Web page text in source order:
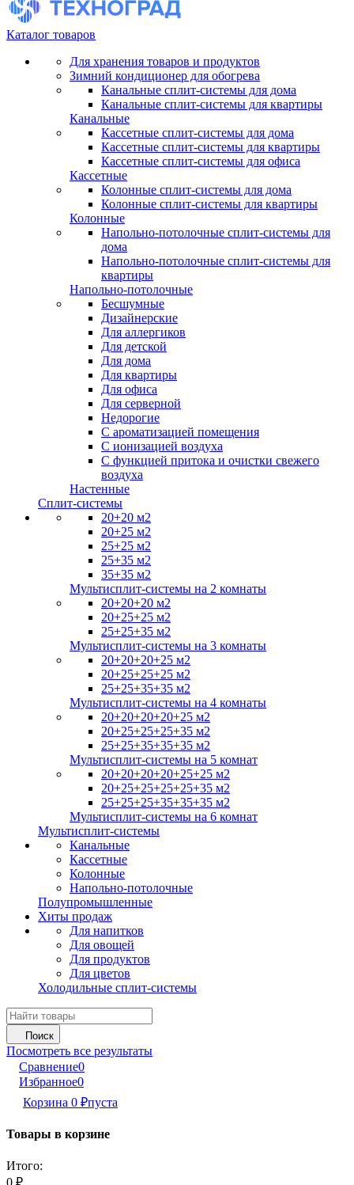
Каталог товаров
Для хранения товаров и продуктов
Зимний кондиционер для обогрева
Канальные сплит-системы для дома
Канальные сплит-системы для квартиры
Канальные
Кассетные сплит-системы для дома
Кассетные сплит-системы для квартиры
Кассетные сплит-системы для офиса
Кассетные
Колонные сплит-системы для дома
Колонные сплит-системы для квартиры
Колонные
Напольно-потолочные сплит-системы для
дома
Напольно-потолочные сплит-системы для
квартиры
Напольно-потолочные
Бесшумные
Дизайнерские
Для аллергиков
Для детской
Для дома
Для квартиры
Для офиса
Для серверной
Недорогие
С ароматизацией помещения
С ионизацией воздуха
С функцией притока и очистки свежего
воздуха
Настенные
Сплит-системы
20+20 м2
20+25 м2
25+25 м2
25+35 м2
35+35 м2
Мультисплит-системы на 2 комнаты
20+20+20 м2
20+25+25 м2
25+25+35 м2
Мультисплит-системы на 3 комнаты
20+20+20+25 м2
20+25+25+25 м2
25+25+35+35 м2
Мультисплит-системы на 4 комнаты
20+20+20+20+25 м2
20+25+25+25+35 м2
25+25+35+35+35 м2
Мультисплит-системы на 5 комнат
20+20+20+20+25+25 м2
20+25+25+25+25+35 м2
25+25+25+35+35+35 м2
Мультисплит-системы на 6 комнат
Мультисплит-системы
Канальные
Кассетные
Колонные
Напольно-потолочные
Полупромышленные
Хиты продаж
Для напитков
Для овощей
Для продуктов
Для цветов
Холодильные сплит-системы
Поиск
Посмотреть все результаты
Сравнение0
Избранное0
Корзина 0 ₽пуста
Товары в корзине
Итого:
0 ₽